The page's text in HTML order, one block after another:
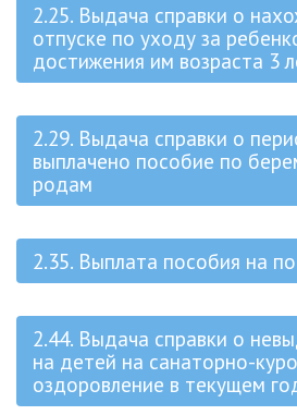
2.25. Выдача справки о
отпуске по уходу за
достижения им возраста 3
2.29. Выдача справки о
выплачено пособие по
родам
2.35. Выплата пособия на
2.44. Выдача справки о
на детей на санаторно-
оздоровление в текущем